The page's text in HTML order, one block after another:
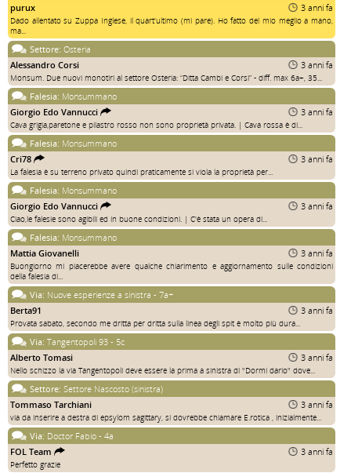
purux
3 anni fa
Dado allentato su Zuppa Inglese, il quart'ultimo (mi pare). Ho fatto del mio meglio a mano,
ma...
Settore: Osteria
Alessandro Corsi
3 anni fa
Monsum. Due nuovi monotiri al settore Osteria: “Ditta Cambi e Corsi” - diff. max 6a+, 35...
Falesia: Monsummano
Giorgio Edo Vannucci
3 anni fa
Cava grigia,paretone e pilastro rosso non sono proprietà privata. | Cava rossa è di...
Falesia: Monsummano
Cri78
3 anni fa
La falesia è su terreno privato quindi praticamente si viola la proprietà per...
Falesia: Monsummano
Giorgio Edo Vannucci
3 anni fa
Ciao,le falesie sono agibili ed in buone condizioni. | C'è stata un opera di...
Falesia: Monsummano
Mattia Giovanelli
3 anni fa
Buongiorno mi piacerebbe avere qualche chiarimento e aggiornamento sulle condizioni
della falesia di...
Via: Nuove esperienze a sinistra - 7a+
Berta91
3 anni fa
Provata sabato, secondo me dritta per dritta sulla linea degli spit è molto più dura...
Via: Tangentopoli 93 - 5c
Alberto Tomasi
3 anni fa
Nello schizzo la via Tangentopoli deve essere la prima a sinistra di "Dormi dario" dove...
Settore: Settore Nascosto (sinistra)
Tommaso Tarchiani
3 anni fa
via da inserire a destra di epsylom sagittary, si dovrebbe chiamare E.rotica , inizialmente...
Via: Doctor Fabio - 4a
FOL Team
3 anni fa
Perfetto grazie